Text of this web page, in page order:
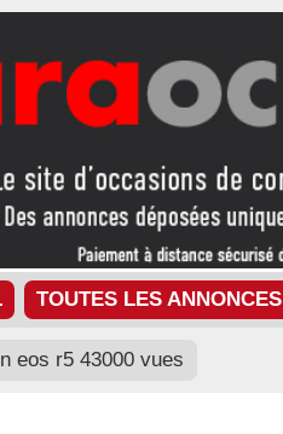
TOUTES LES ANNONCES
eos r5 43000 vues